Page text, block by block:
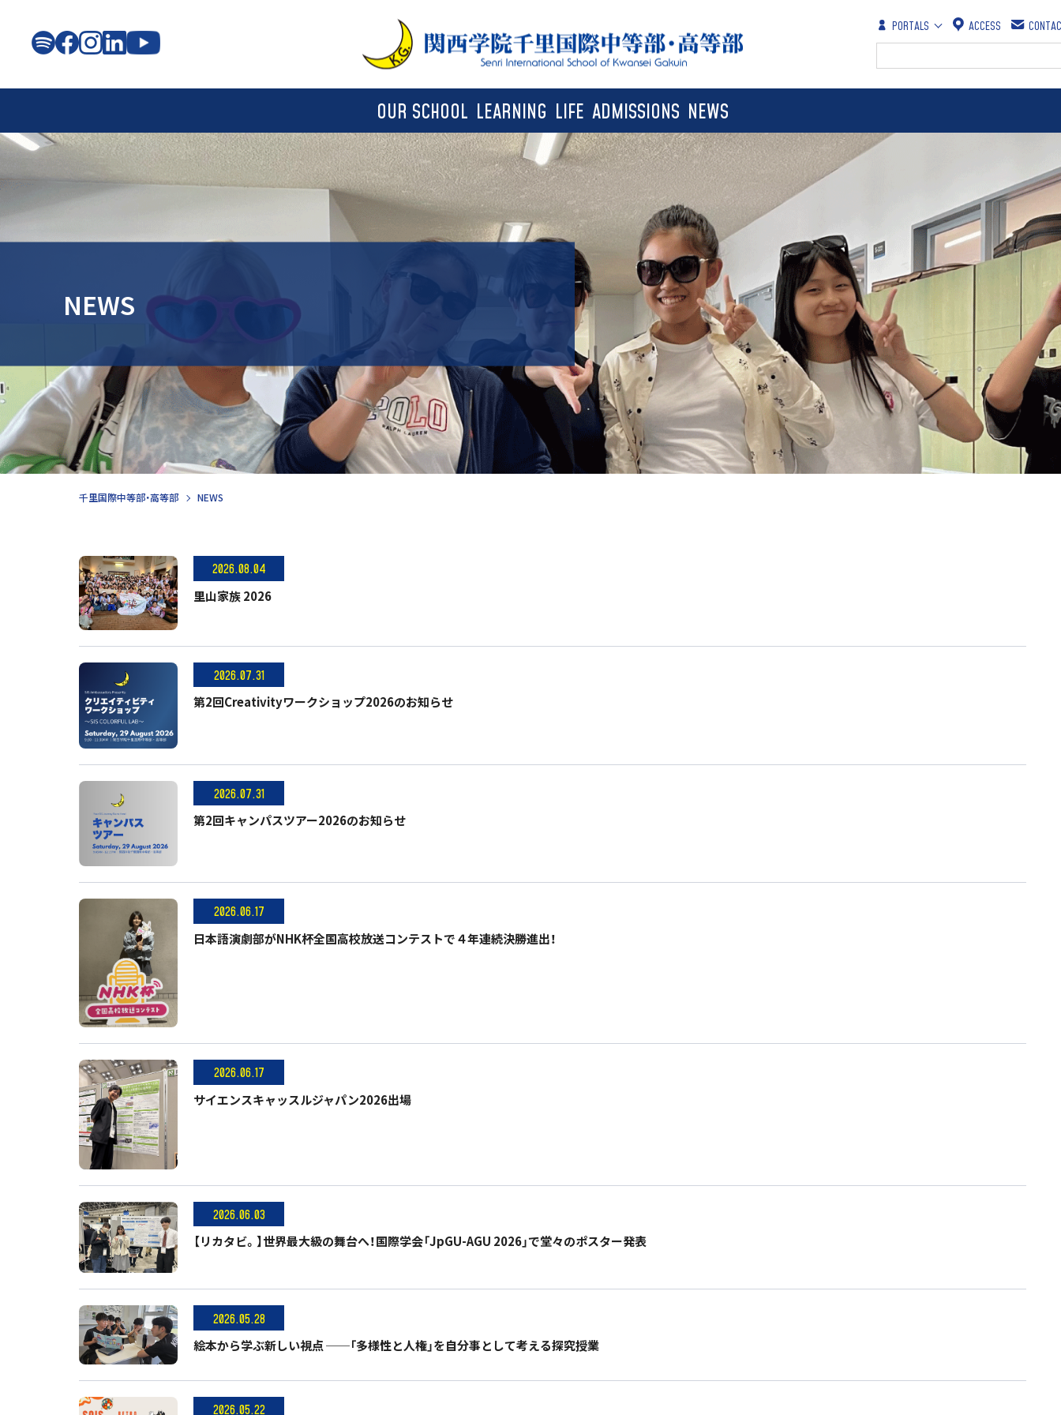
PORTALS
教職員の方
ACCESS
OUR SCHOOL
OUR SCHOOL
Two Schools and Educational
Philosophy
２つの学校と教育理念
Career Development
進路情報
School Evaluation and Business
Report
学校評価・事業報告
Employment Opportunities
採用情報
LEARNING
LEARNING Trimester System
学期完結制
Shared Program
IB for SIS students
Learning Areas
LIFE
LIFE School Life
学校生活
Club activities
School Facilities
Scholarships
奨学金
ADMISSIONS
ADMISSIONS Visiting SIS
学校説明会
Entrance Examination Category
Entrance Examination for
Returnees and Overseas
Students
帰国生・海外生入試
Entrance Examination for General
and International Students
一般生・国際生入試
Tuition
学費
past entrance examination
questions
入試過去問題
student dormitory
生徒寮
Calender
カレンダー・SENRI Update
NEWS
NEWS
千里国際中等部・高等部 NEWS
2026.08.04
里山家族 2026
2026.07.31
第2回Creativityワークショップ2026のお知らせ
2026.07.31
第2回キャンパスツアー2026のお知らせ
2026.06.17
日本語演劇部がNHK杯全国高校放送コンテストで４年連続決勝進出！
2026.06.17
サイエンスキャッスルジャパン2026出場
2026.06.03
【リカタビ。】世界最大級の舞台へ！国際学会「JpGU-AGU 2026」で堂々のポスター発表
2026.05.28
絵本から学ぶ新しい視点 ──「多様性と人権」を自分事として考える探究授業
2026.05.22